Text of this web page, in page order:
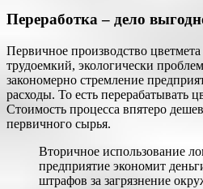
Переработка – дело
Первичное производство
трудоемкий, экологически
закономерно стремление
расходы. То есть перерабатывать
Стоимость процесса впятеро
первичного сырья.
Вторичное использование
предприятие экономит
штрафов за загрязнение